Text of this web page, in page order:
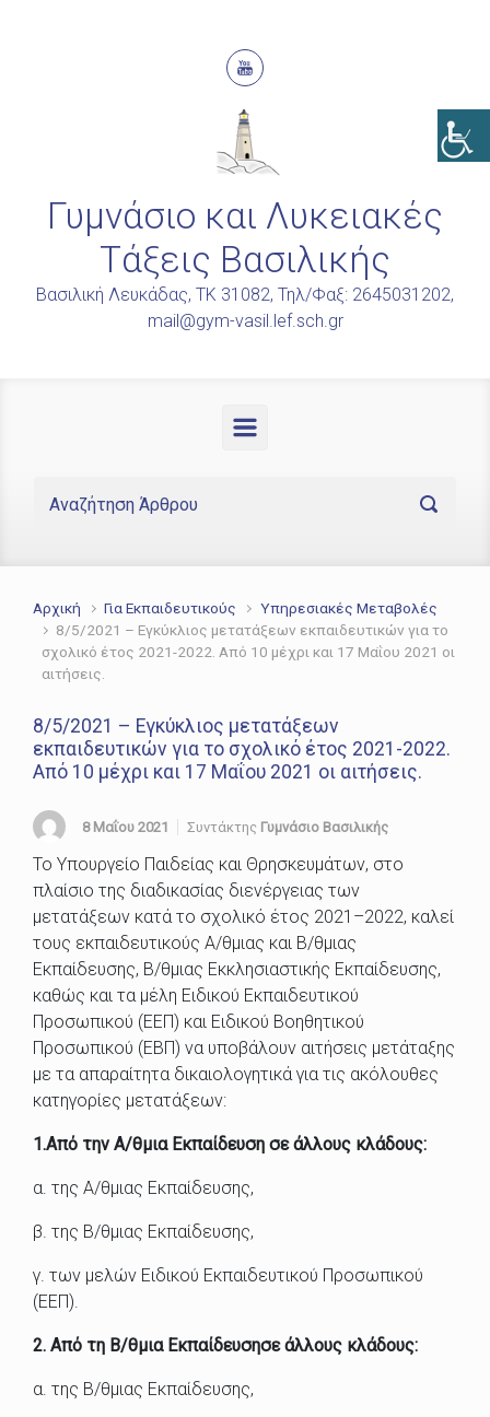
Γυμνάσιο και Λυκειακές
Τάξεις Βασιλικής
Βασιλική Λευκάδας, ΤΚ 31082, Τηλ/Φαξ: 2645031202,
mail@gym-vasil.lef.sch.gr
Αρχική Για Εκπαιδευτικούς
Υπηρεσιακές Μεταβολές
8/5/2021 – Εγκύκλιος μετατάξεων εκπαιδευτικών για το
σχολικό έτος 2021-2022. Από 10 μέχρι και 17 Μαΐου 2021 οι
αιτήσεις.
8/5/2021 – Εγκύκλιος μετατάξεων
εκπαιδευτικών για το σχολικό έτος 2021-2022.
Από 10 μέχρι και 17 Μαΐου 2021 οι αιτήσεις.
8 Μαΐου 2021 Συντάκτης Γυμνάσιο Βασιλικής
Το Υπουργείο Παιδείας και Θρησκευμάτων, στο
πλαίσιο της διαδικασίας διενέργειας των
μετατάξεων κατά το σχολικό έτος 2021 –2022, καλεί
τους εκπαιδευτικούς Α/θμιας και Β/θμιας
Εκπαίδευσης, Β/θμιας Εκκλησιαστικής Εκπαίδευσης,
καθώς και τα μέλη Ειδικού Εκπαιδευτικού
Προσωπικού (ΕΕΠ) και Ειδικού Βοηθητικού
Προσωπικού (ΕΒΠ) να υποβάλουν αιτήσεις μετάταξης
με τα απαραίτητα δικαιολογητικά για τις ακόλουθες
κατηγορίες μετατάξεων:
1.Από την Α/θμια Εκπαίδευση σε άλλους κλάδους:
α. της Α/θμιας Εκπαίδευσης,
β. της Β/θμιας Εκπαίδευσης,
γ. των μελών Ειδικού Εκπαιδευτικού Προσωπικού
(ΕΕΠ).
2. Από τη Β/θμια Εκπαίδευσησε άλλους κλάδους:
α. της Β/θμιας Εκπαίδευσης,